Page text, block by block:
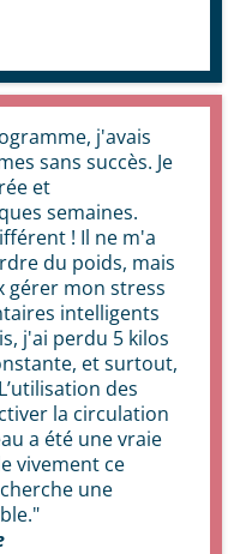
j'avais
sans succès. Je
et
semaines.
! Il ne m'a
du poids, mais
gérer mon stress
intelligents
j'ai perdu 5 kilos
et surtout,
des
la circulation
a été une vraie
vivement ce
une